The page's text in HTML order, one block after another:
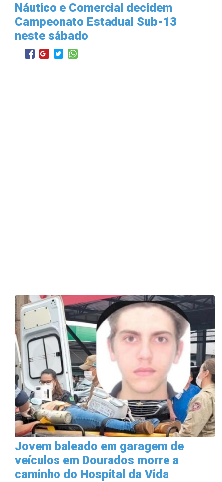
Náutico e Comercial decidem
Campeonato Estadual Sub-13
neste sábado
Jovem baleado em garagem de
veículos em Dourados morre a
caminho do Hospital da Vida